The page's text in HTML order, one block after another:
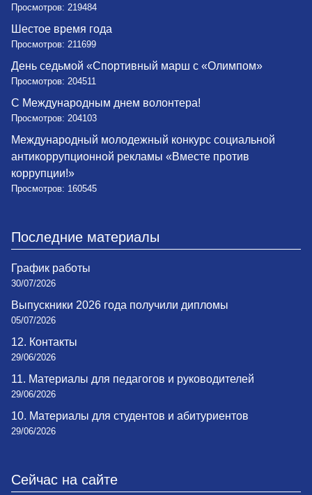
Просмотров: 219484
Шестое время года
Просмотров: 211699
День седьмой «Спортивный марш с «Олимпом»
Просмотров: 204511
С Международным днем волонтера!
Просмотров: 204103
Международный молодежный конкурс социальной
антикоррупционной рекламы «Вместе против
коррупции!»
Просмотров: 160545
Последние материалы
График работы
30/07/2026
Выпускники 2026 года получили дипломы
05/07/2026
12. Контакты
29/06/2026
11. Материалы для педагогов и руководителей
29/06/2026
10. Материалы для студентов и абитуриентов
29/06/2026
Сейчас на сайте